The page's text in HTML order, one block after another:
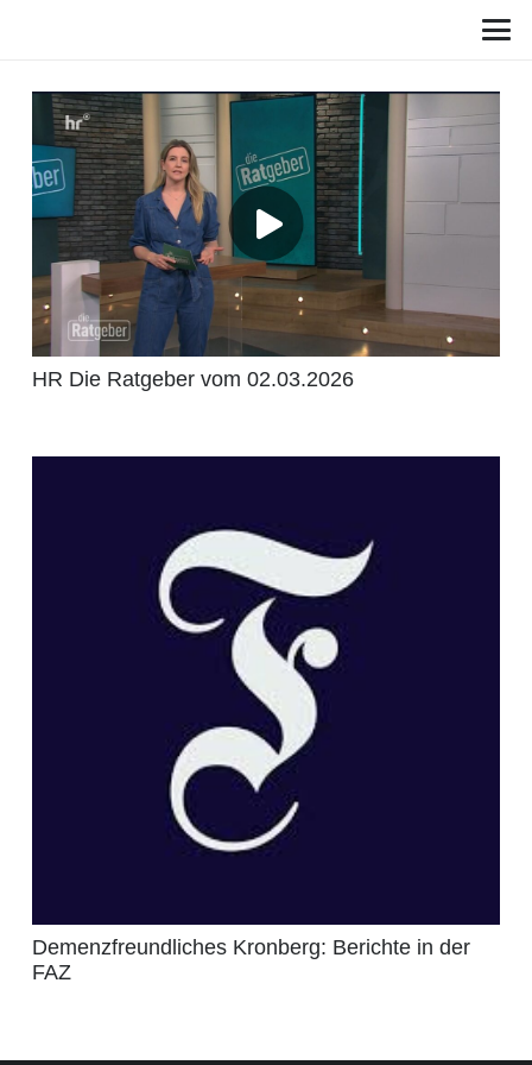
HR Die Ratgeber vom 02.03.2026
Demenzfreundliches Kronberg: Berichte in der
FAZ